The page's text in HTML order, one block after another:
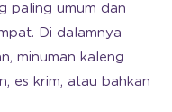
paling umum dan
Di dalamnya
minuman kaleng
es krim, atau bahkan